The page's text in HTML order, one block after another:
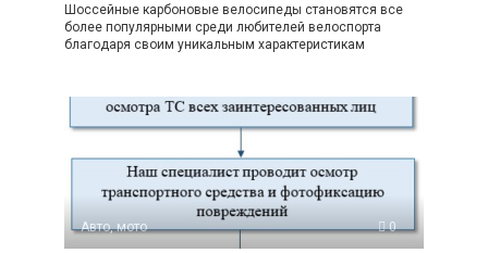
Шоссейные карбоновые велосипеды становятся все
более популярными среди любителей велоспорта
благодаря своим уникальным характеристикам
Авто, мото 0